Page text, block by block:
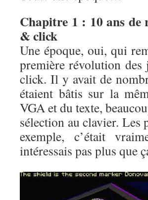
Chapitre 1 : 10 ans
& click
Une époque, oui, qui
première révolution
click. Il y avait de
étaient bâtis sur la
VGA et du texte,
sélection au clavier. Les
exemple, c’était
intéressais pas plus que